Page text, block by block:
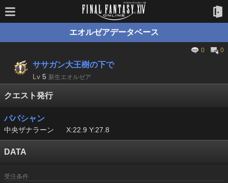
エオルゼアデータベース
0 0
ササガン大王樹の下で
Lv 5 新生エオルゼア
クエスト発行
パパシャン
中央ザナラーン X:22.9 Y:27.8
DATA
受注条件